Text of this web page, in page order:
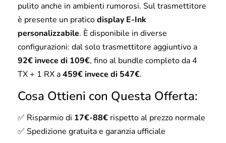
pulito anche in ambienti rumorosi. Sul trasmettitore
è presente un praticodisplay E-Ink
personalizzabile. È disponibile in diverse
configurazioni: dal solo trasmettitore aggiuntivo a
92€ invece di 109€, fino al bundle completo da 4
TX + 1 RX a459€ invece di 547€.
Cosa Ottieni con Questa Offerta:
✅ Risparmio di 17€-88€ rispetto al prezzo normale
✅ Spedizione gratuita e garanzia ufficiale